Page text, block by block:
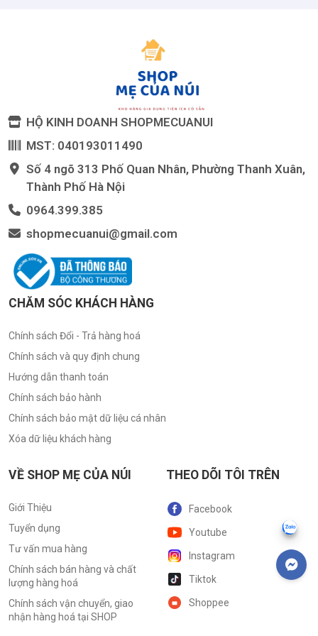
HỘ KINH DOANH SHOPMECUANUI
MST: 040193011490
Số 4 ngõ 313 Phố Quan Nhân, Phường Thanh Xuân,
Thành Phố Hà Nội
0964.399.385
shopmecuanui@gmail.com
CHĂM SÓC KHÁCH HÀNG
Chính sách Đổi - Trả hàng hoá
Chính sách và quy định chung
Hướng dẫn thanh toán
Chính sách bảo hành
Chính sách bảo mật dữ liệu cá nhân
Xóa dữ liệu khách hàng
VỀ SHOP MẸ CỦA NÚI
Giới Thiệu
Tuyển dụng
Tư vấn mua hàng
Chính sách bán hàng và chất
lượng hàng hoá
Chính sách vận chuyển, giao
nhận hàng hoá tại SHOP
THEO DÕI TÔI TRÊN
Facebook
Youtube
Instagram
Tiktok
Shoppee